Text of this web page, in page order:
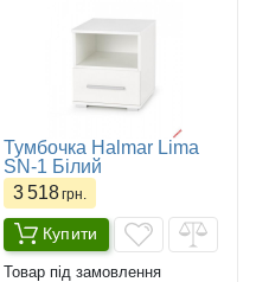
Тумбочка Halmar Lima
SN-1 Білий
3 518грн.
Купити
Товар під замовлення